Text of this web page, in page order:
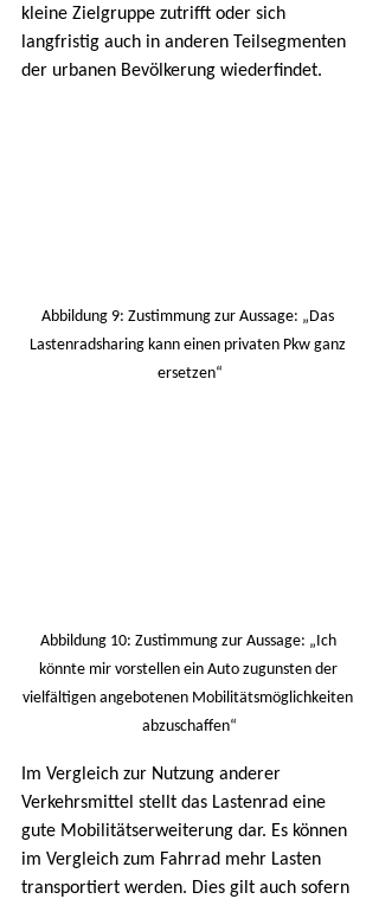
kleine Zielgruppe zutrifft oder sich
langfristig auch in anderen Teilsegmenten
der urbanen Bevölkerung wiederfindet.
Abbildung 9: Zustimmung zur Aussage: „Das
Lastenradsharing kann einen privaten Pkw ganz
ersetzen“
Abbildung 10: Zustimmung zur Aussage: „Ich
könnte mir vorstellen ein Auto zugunsten der
vielfältigen angebotenen Mobilitätsmöglichkeiten
abzuschaffen“
Im Vergleich zur Nutzung anderer
Verkehrsmittel stellt das Lastenrad eine
gute Mobilitätserweiterung dar. Es können
im Vergleich zum Fahrrad mehr Lasten
transportiert werden. Dies gilt auch sofern